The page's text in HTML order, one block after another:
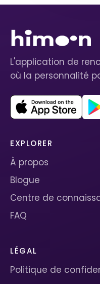
L'application de
où la personnalité
EXPLORER
À propos
Blogue
Centre de
FAQ
LÉGAL
Politique de